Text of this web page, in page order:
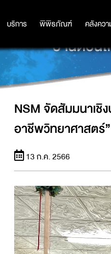
บริการ พิพิธภัณฑ์ คลังคว
บริการ พิพิธภัณฑ์ คลังควา
บ้านดอน
NSM จัดสัมมนาเชิ
อาชีพวิทยาศาสตร์
13 ก.ค. 2566